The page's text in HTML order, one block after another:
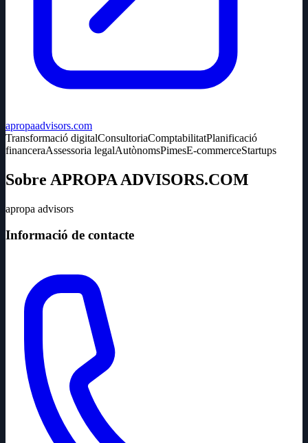
apropaadvisors.com
Transformació digitalConsultoriaComptabilitatPlanificació
financeraAssessoria legalAutònomsPimesE-commerceStartups
Sobre APROPA ADVISORS.COM
apropa advisors
Informació de contacte